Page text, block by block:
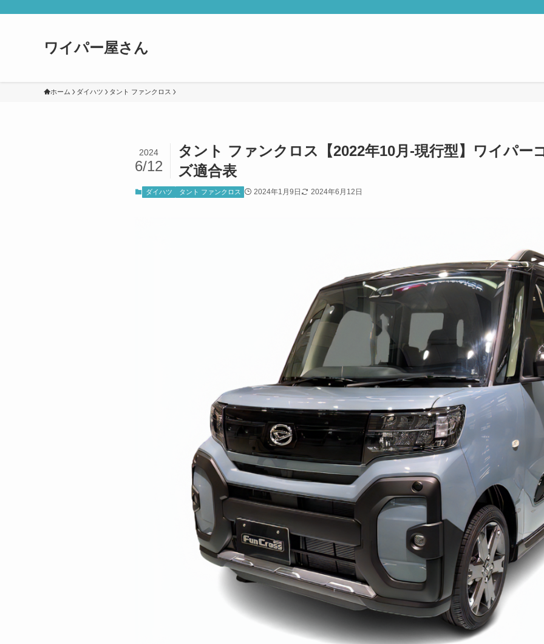
ワイパー屋さん
ホーム ダイハツ タント ファンクロス
タント ファンクロス【2022年10月-現行型】ワイパー
ズ適合表
2024
6/12
ダイハツ タント ファンクロス 2024年1月9日 2024年6月12日